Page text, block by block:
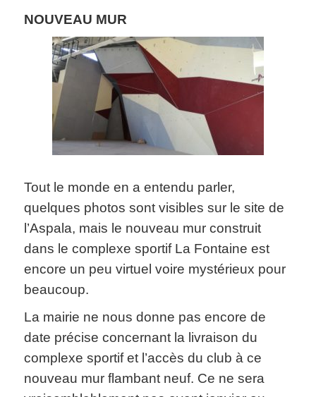
NOUVEAU MUR
Tout le monde en a entendu parler,
quelques photos sont visibles sur le site de
l’Aspala, mais le nouveau mur construit
dans le complexe sportif La Fontaine est
encore un peu virtuel voire mystérieux pour
beaucoup.
La mairie ne nous donne pas encore de
date précise concernant la livraison du
complexe sportif et l’accès du club à ce
nouveau mur flambant neuf. Ce ne sera